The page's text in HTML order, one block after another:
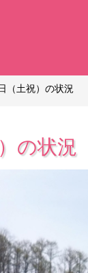
（土祝）の状況
の状況